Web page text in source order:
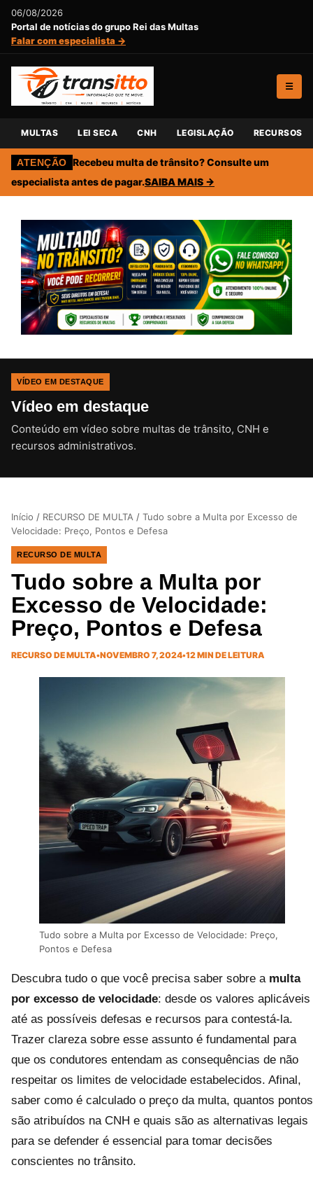
06/08/2026
Portal de notícias do grupo Rei das Multas
Falar com especialista →
☰
MULTAS LEI SECA CNH LEGISLAÇÃO RECURSOS
ATENÇÃO Recebeu multa de trânsito? Consulte um
especialista antes de pagar.SAIBA MAIS →
VÍDEO EM DESTAQUE
Vídeo em destaque
Conteúdo em vídeo sobre multas de trânsito, CNH e
recursos administrativos.CLIQUE PARA ATIVAR O SOM
Início / RECURSO DE MULTA / Tudo sobre a Multa por Excesso de
Velocidade: Preço, Pontos e Defesa
RECURSO DE MULTA
Tudo sobre a Multa por
Excesso de Velocidade:
Preço, Pontos e Defesa
RECURSO DE MULTA•NOVEMBRO 7, 2024•12 MIN DE LEITURA
Tudo sobre a Multa por Excesso de Velocidade: Preço,
Pontos e Defesa
Descubra tudo o que você precisa saber sobre a multa
por excesso de velocidade: desde os valores aplicáveis
até as possíveis defesas e recursos para contestá-la.
Trazer clareza sobre esse assunto é fundamental para
que os condutores entendam as consequências de não
respeitar os limites de velocidade estabelecidos. Afinal,
saber como é calculado o preço da multa, quantos pontos
são atribuídos na CNH e quais são as alternativas legais
para se defender é essencial para tomar decisões
conscientes no trânsito.